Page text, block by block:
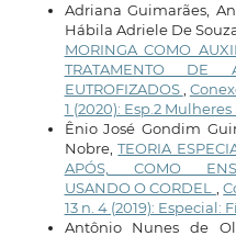
Adriana Guimarães,
Hábila Adriele De
MORINGA COMO
TRATAMENTO DE
EUTROFIZADOS,
1 (2020): Esp.2
Ênio José Gondim
Nobre,TEORIA
APÓS, COMO
USANDO O CORDEL ,
13 n. 4 (2019): Especial:
Antônio Nunes de